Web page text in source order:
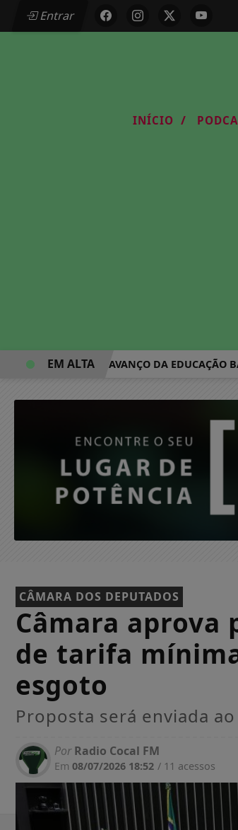
Entrar
INÍCIO /
IDEB MOSTRA AVANÇO DA EDUCAÇÃO
EM ALTA
CÂMARA DOS DEPUTADOS
Câmara aprova
de tarifa
esgoto
Proposta será enviada ao
PorRadio Cocal FM
Em 08/07/2026 18:52 / 11 acessos